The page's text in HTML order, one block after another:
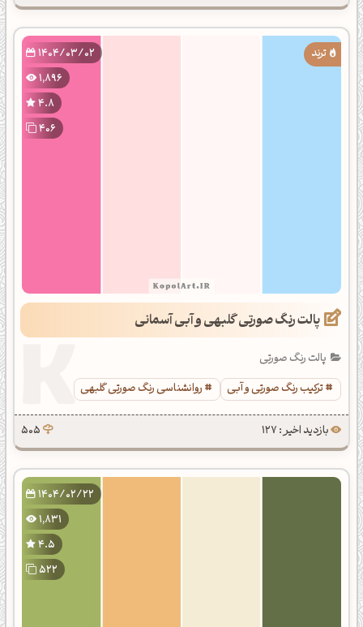
1404/03/02
1,896
4.8
406
پالت رنگ صورتی گلبهی و آبی آسمانی
پالت رنگ صورتی
ترکیب رنگ صورتی و آبی
روانشناسی رنگ صورتی گلبهی
بازدید اخیر : 127 505
1404/02/22
1,831
4.5
522